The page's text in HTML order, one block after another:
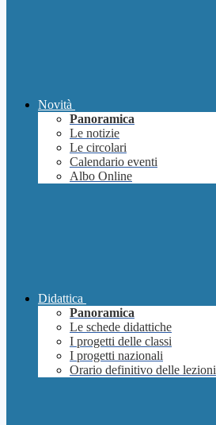
Novità
Panoramica
Le notizie
Le circolari
Calendario eventi
Albo Online
Didattica
Panoramica
Le schede didattiche
I progetti delle classi
I progetti nazionali
Orario definitivo delle lezioni